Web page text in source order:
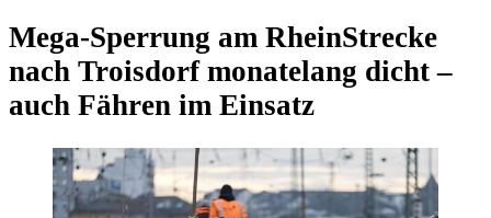
Mega-Sperrung am RheinStrecke
nach Troisdorf monatelang dicht –
auch Fähren im Einsatz